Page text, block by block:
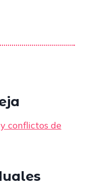
conflictos de